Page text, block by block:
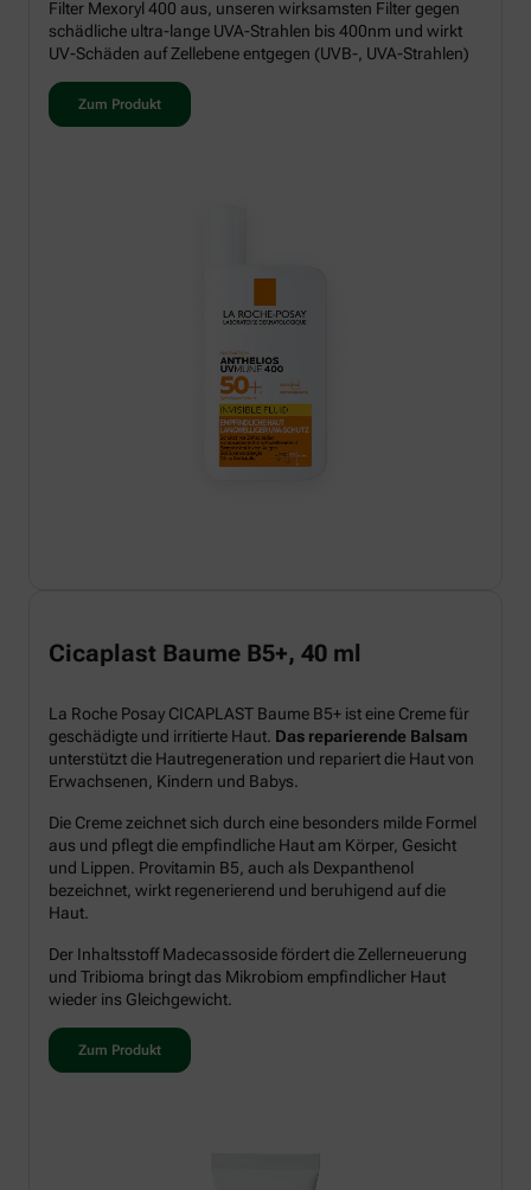
Filter Mexoryl 400 aus, unseren wirksamsten Filter gegen
schädliche ultra-lange UVA-Strahlen bis 400nm und wirkt
UV-Schäden auf Zellebene entgegen (UVB-, UVA-Strahlen)
Zum Produkt
Cicaplast Baume B5+, 40 ml
La Roche Posay CICAPLAST Baume B5+ ist eine Creme für
geschädigte und irritierte Haut. Das reparierende Balsam
unterstützt die Hautregeneration und repariert die Haut von
Erwachsenen, Kindern und Babys.
Die Creme zeichnet sich durch eine besonders milde Formel
aus und pflegt die empfindliche Haut am Körper, Gesicht
und Lippen. Provitamin B5, auch als Dexpanthenol
bezeichnet, wirkt regenerierend und beruhigend auf die
Haut.
Der Inhaltsstoff Madecassoside fördert die Zellerneuerung
und Tribioma bringt das Mikrobiom empfindlicher Haut
wieder ins Gleichgewicht.
Zum Produkt